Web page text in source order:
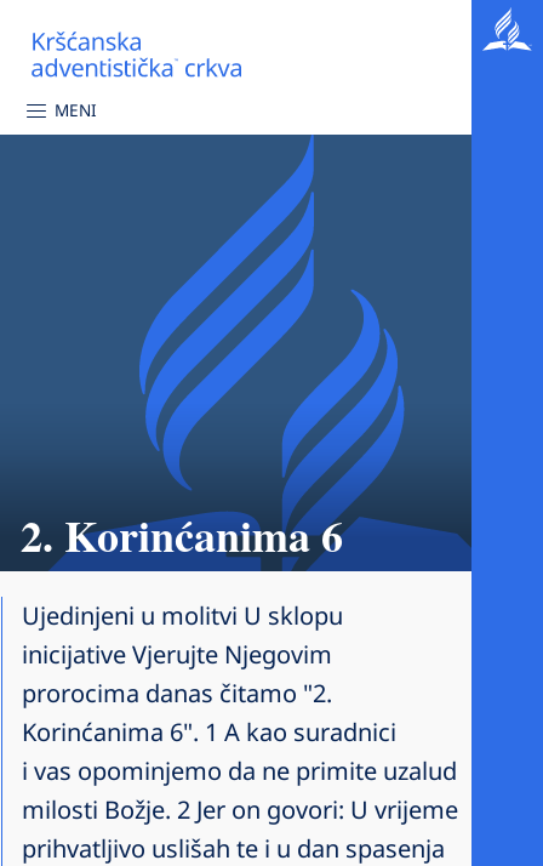
MENI
2. Korinćanima 6
Ujedinjeni u molitvi U sklopu
inicijative Vjerujte Njegovim
prorocima danas čitamo "2.
Korinćanima 6". 1 A kao suradnici
i vas opominjemo da ne primite uzalud
milosti Božje. 2 Jer on govori: U vrijeme
prihvatljivo uslišah te i u dan spasenja